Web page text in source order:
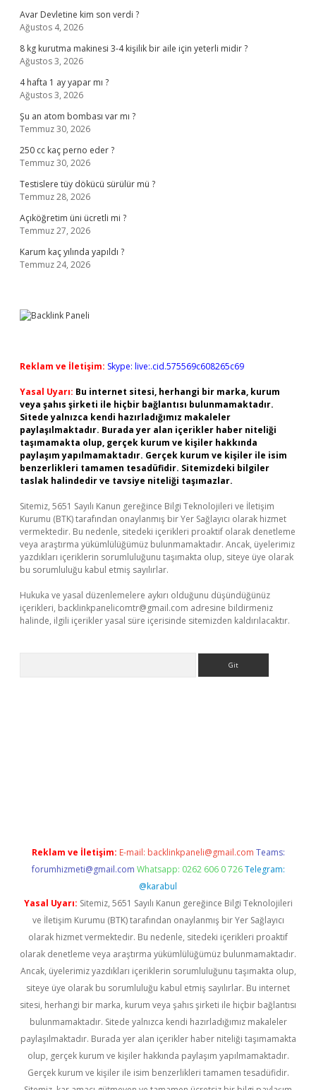
Avar Devletine kim son verdi ?
Ağustos 4, 2026
8 kg kurutma makinesi 3-4 kişilik bir aile için yeterli midir ?
Ağustos 3, 2026
4 hafta 1 ay yapar mı ?
Ağustos 3, 2026
Şu an atom bombası var mı ?
Temmuz 30, 2026
250 cc kaç perno eder ?
Temmuz 30, 2026
Testislere tüy dökücü sürülür mü ?
Temmuz 28, 2026
Açıköğretim üni ücretli mi ?
Temmuz 27, 2026
Karum kaç yılında yapıldı ?
Temmuz 24, 2026
Reklam ve İletişim: Skype: live:.cid.575569c608265c69
Yasal Uyarı: Bu internet sitesi, herhangi bir marka, kurum
veya şahıs şirketi ile hiçbir bağlantısı bulunmamaktadır.
Sitede yalnızca kendi hazırladığımız makaleler
paylaşılmaktadır. Burada yer alan içerikler haber niteliği
taşımamakta olup, gerçek kurum ve kişiler hakkında
paylaşım yapılmamaktadır. Gerçek kurum ve kişiler ile isim
benzerlikleri tamamen tesadüfidir. Sitemizdeki bilgiler
taslak halindedir ve tavsiye niteliği taşımazlar.
Sitemiz, 5651 Sayılı Kanun gereğince Bilgi Teknolojileri ve İletişim
Kurumu (BTK) tarafından onaylanmış bir Yer Sağlayıcı olarak hizmet
vermektedir. Bu nedenle, sitedeki içerikleri proaktif olarak denetleme
veya araştırma yükümlülüğümüz bulunmamaktadır. Ancak, üyelerimiz
yazdıkları içeriklerin sorumluluğunu taşımakta olup, siteye üye olarak
bu sorumluluğu kabul etmiş sayılırlar.
Hukuka ve yasal düzenlemelere aykırı olduğunu düşündüğünüz
içerikleri, backlinkpanelicomtr@gmail.com adresine bildirmeniz
halinde, ilgili içerikler yasal süre içerisinde sitemizden kaldırılacaktır.
Reklam ve İletişim: E-mail: backlinkpaneli@gmail.com Teams:
forumhizmeti@gmail.com Whatsapp: 0262 606 0 726 Telegram:
@karabul
Yasal Uyarı: Sitemiz, 5651 Sayılı Kanun gereğince Bilgi Teknolojileri
ve İletişim Kurumu (BTK) tarafından onaylanmış bir Yer Sağlayıcı
olarak hizmet vermektedir. Bu nedenle, sitedeki içerikleri proaktif
olarak denetleme veya araştırma yükümlülüğümüz bulunmamaktadır.
Ancak, üyelerimiz yazdıkları içeriklerin sorumluluğunu taşımakta olup,
siteye üye olarak bu sorumluluğu kabul etmiş sayılırlar. Bu internet
sitesi, herhangi bir marka, kurum veya şahıs şirketi ile hiçbir bağlantısı
bulunmamaktadır. Sitede yalnızca kendi hazırladığımız makaleler
paylaşılmaktadır. Burada yer alan içerikler haber niteliği taşımamakta
olup, gerçek kurum ve kişiler hakkında paylaşım yapılmamaktadır.
Gerçek kurum ve kişiler ile isim benzerlikleri tamamen tesadüfidir.